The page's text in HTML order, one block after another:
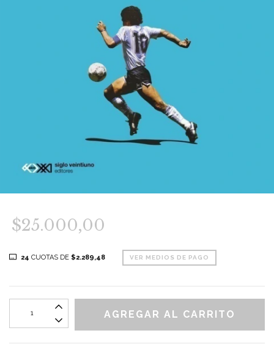
$25.000,00
24 CUOTAS DE$2.289,48 VER MEDIOS DE PAGO